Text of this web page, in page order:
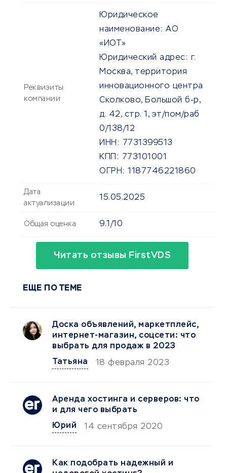
Реквизиты
компании
Юридическое
наименование: АО
«ИОТ»
Юридический адрес: г.
Москва, территория
инновационного центра
Сколково, Большой б-р,
д. 42, стр. 1, эт/пом/раб
0/138/12
ИНН:
7731399513
КПП:
773101001
ОГРН: 1187746221860
Дата
актуализации
15.05.2025
Общая оценка 9.1/10
Читать отзывы FirstVDS
ЕЩЕ ПО ТЕМЕ
Доска объявлений, маркетплейс,
интернет-магазин, соцсети: что
выбрать для продаж в 2023
Татьяна
18 февраля 2023
Аренда хостинга и серверов: что
и для чего выбрать
Юрий
14 сентября 2020
Как подобрать надежный и